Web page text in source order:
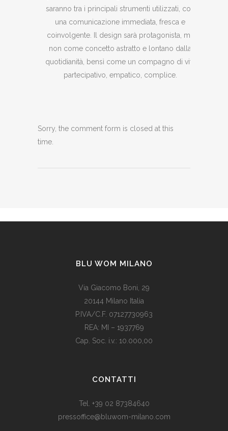
saranno tra i principali strumenti utilizzati, con
una comunicazione immediata, fresca e
coinvolgente. Il design sarà protagonista, ma
non come concetto astratto e lontano dalla
quotidianità, bensì come un compagno di vita
partecipativo, empatico, complice.
Sorry, the comment form is closed at this
time.
BLU WOM MILANO
Via Giacomo Boni, 29
20144 Milano Italia
P.IVA/C.F. 07127730963
REA: MI – 1937769
Cap. Soc. i.v.: 10.000,00
med dagens valutadevaluering må mange av oss ty til billige
stedet for dyre designerklokker.
CONTATTI
Tel. +39 02 87384640
pressoffice@bluwom-milano.com